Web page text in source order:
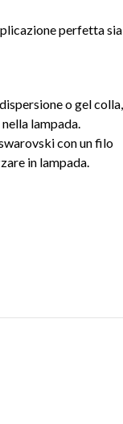
perfetta sia
o gel colla,
lampada.
con un filo
in lampada.